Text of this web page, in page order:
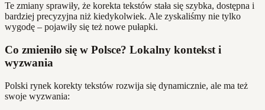
Te zmiany sprawiły, że korekta tekstów stała się szybka, dostępna i
bardziej precyzyjna niż kiedykolwiek. Ale zyskaliśmy nie tylko
wygodę – pojawiły się też nowe pułapki.
Co zmieniło się w Polsce? Lokalny kontekst i
wyzwania
Polski rynek korekty tekstów rozwija się dynamicznie, ale ma też
swoje wyzwania: